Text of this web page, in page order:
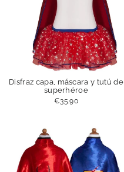
Disfraz capa, máscara y tutú de
superhéroe
€35.90